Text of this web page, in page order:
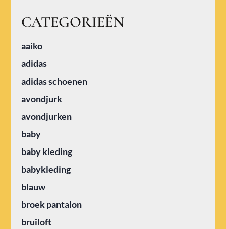
CATEGORIEËN
aaiko
adidas
adidas schoenen
avondjurk
avondjurken
baby
baby kleding
babykleding
blauw
broek pantalon
bruiloft